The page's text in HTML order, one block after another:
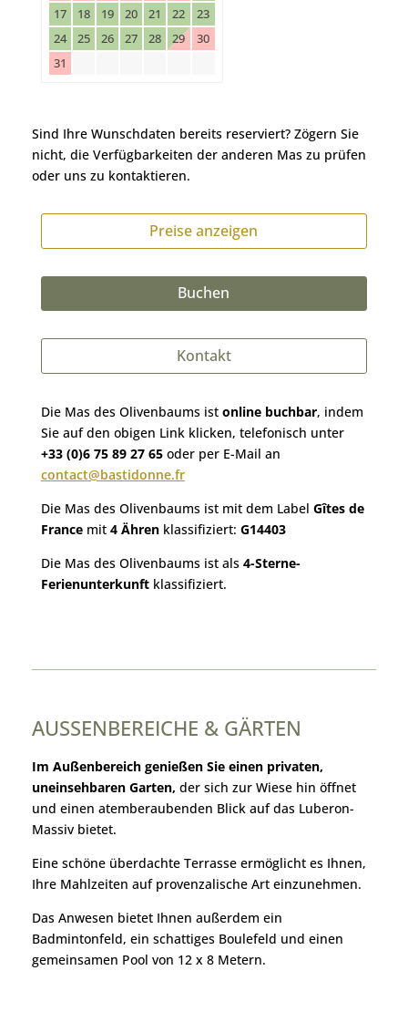
17 18 19 20 21 22
23
24
25 26 27 28 29
30
31
Sind Ihre Wunschdaten bereits reserviert? Zögern Sie
nicht, die Verfügbarkeiten der anderen Mas zu prüfen
oder uns zu kontaktieren.
Preise anzeigen
Buchen
Kontakt
Die Mas des Olivenbaums ist online buchbar, indem
Sie auf den obigen Link klicken, telefonisch unter
+33 (0)6 75 89 27 65oder per E-Mail an
contact@bastidonne.fr
Die Mas des Olivenbaums ist mit dem Label Gîtes de
Francemit 4 Ährenklassifiziert: G14403
Die Mas des Olivenbaums ist als 4-Sterne-
Ferienunterkunftklassifiziert.
AUSSENBEREICHE & GÄRTEN
Im Außenbereich genießen Sie einen privaten,
uneinsehbaren Garten, der sich zur Wiese hin öffnet
und einen atemberaubenden Blick auf das Luberon-
Massiv bietet.
Eine schöne überdachte Terrasse ermöglicht es Ihnen,
Ihre Mahlzeiten auf provenzalische Art einzunehmen.
Das Anwesen bietet Ihnen außerdem ein
Badmintonfeld, ein schattiges Boulefeld und einen
gemeinsamen Pool von 12 x 8 Metern.